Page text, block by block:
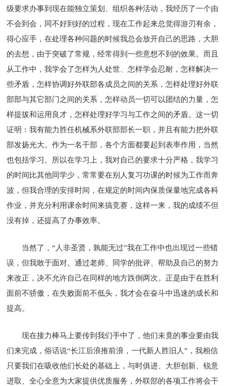
级要求办事到现在能独立策划、组织各种活动，我经历了一个由
不会到会，同不好到好的过程，现在工作起来总觉得游刃有余，
得心应手，在处理各种问题的时候我总会放开自己的思路，大胆
的去想，由于突破了常规，经常得到一些意想不到的效果。而且
从工作中，我学会了怎样为人处世、怎样学会忍耐，怎样解决一
些矛盾，怎样协调好外联部各成员之间的关系，怎样处理好外联
部部与其它部门之间的关系，怎样动员一切可以团结的力量，怎
样提拔和运用良才，怎样处理好学习与工作之间的矛盾。这一切
证明：我有能力胜任机械系外联部部长一职，并且有能力把外联
部发扬光大。作为一名干部，各个方面都要起到表率作用，当然
也包括学习。所以在学习上，我对自己的要求十分严格，我学习
的时间比其他同学少，常常要在别人复习功课的时候为工作而奔
波，但我合理的安排时间，在规定的时间内保质保量地完成各科
作业，并充分利用课余时间来搞竞赛，这样一来，我的成绩不但
没有掉，还提高了办事效率。
当然了，“人非圣贤，孰能无过”我在工作中也出现过一些错
误，但我敢于面对。通过老师、同学的批评、帮助及自己的努力
来改正，决不允许自己在同样的地方跌倒两次。正是由于在胜利
面前不骄傲，在失败面前不低头，我才会在奋斗中迅速的成长和
提高。
现在接力棒马上要传到我们手中了，他们未竟的事业要由我
们来完成，俗话说“长江后浪推前浪，一代新人胜旧人”，我相信
只要我们在吸收他们长处的基础上，与时俱进、大胆创新、锐意
进取、全心全意为大家提供优质服务，外联部的各项工作将会干